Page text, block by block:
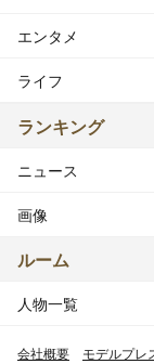
エンタメ
ライフ
ランキング
ニュース
画像
ルーム
人物一覧
会社概要 モデルプレ